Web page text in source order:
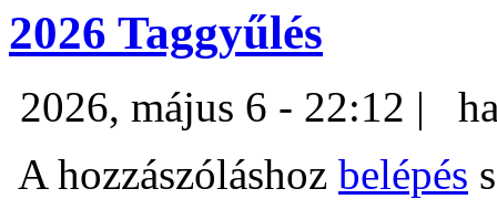
2026 Taggyűlés
2026, május 6 - 22:12 |
A hozzászóláshoz belépés